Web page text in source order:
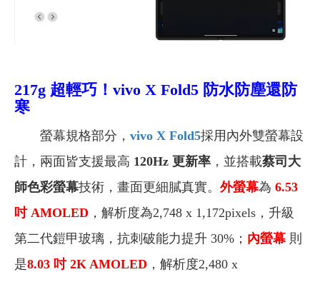
217g 超輕巧！ vivo X Fold5 防水防塵還防
寒
螢幕規格部分， vivo X Fold5採用內外雙螢幕設
計，兩面皆支援最高 120Hz 更新率 ，並搭載蔡司大
師色彩螢幕技術，畫面更細膩真實。 外螢幕為 6.53
吋 AMOLED ，解析度為2,748 x 1,172pixels，升級
第二代鎧甲玻璃，抗刺破能力提升 30%； 內螢幕則
是8.03 吋 2K AMOLED ，解析度2,480 x